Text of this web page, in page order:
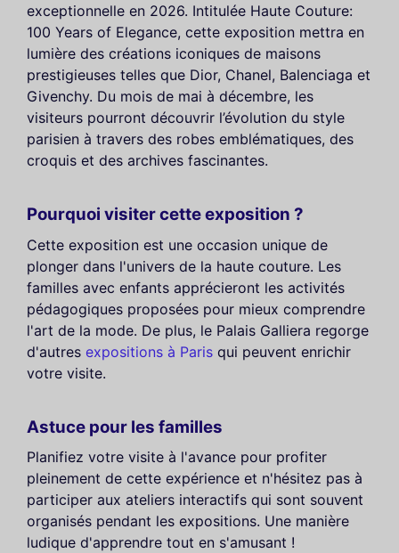
exceptionnelle en 2026. Intitulée Haute Couture:
100 Years of Elegance, cette exposition mettra en
lumière des créations iconiques de maisons
prestigieuses telles que Dior, Chanel, Balenciaga et
Givenchy. Du mois de mai à décembre, les
visiteurs pourront découvrir l’évolution du style
parisien à travers des robes emblématiques, des
croquis et des archives fascinantes.
Pourquoi visiter cette exposition ?
Cette exposition est une occasion unique de
plonger dans l'univers de la haute couture. Les
familles avec enfants apprécieront les activités
pédagogiques proposées pour mieux comprendre
l'art de la mode. De plus, le Palais Galliera regorge
d'autres expositions à Paris qui peuvent enrichir
votre visite.
Astuce pour les familles
Planifiez votre visite à l'avance pour profiter
pleinement de cette expérience et n'hésitez pas à
participer aux ateliers interactifs qui sont souvent
organisés pendant les expositions. Une manière
ludique d'apprendre tout en s'amusant !